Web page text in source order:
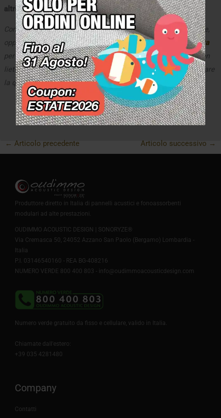
altri.
Contattateci al nostronumero verde se avete dubbi o domande,
oppure compilate ilmodulo per la consulenza acustica gratuita
per richiedere un progetto acustico personalizzato: saremo ben
lieti di aiutarvi a compiere un passo fondamentale per migliorare
la qualità della vostra attività!
← Articolo precedente Articolo successivo →
Produttore diretto in Italia di pannelli acustici e fonoassorbenti
modulari ad alte prestazioni.
OUDIMMO ACOUSTIC DESIGN | SONORYZE®
Via Cremasca 50, 24052 Azzano San Paolo (Bergamo) Lombardia -
Italia
P.I. 03146540160 - REA BG-408216
NUMERO VERDE 800 400 803 - info@oudimmoacousticdesign.com
Numero verde gratuito da fisso e cellulare, valido in Italia.
Chiamate dall'estero:
+39 035 4281480
Company
Contatti